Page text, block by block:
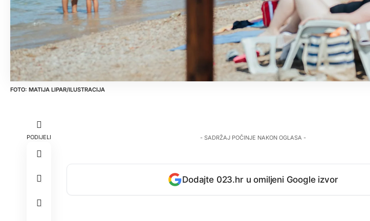
MATIJA LIPAR/ILUSTRACIJA
PODIJELI - SADRŽAJ POČINJE NAKON OGLASA -
Dodajte 023.hr u omiljeni Google izvor